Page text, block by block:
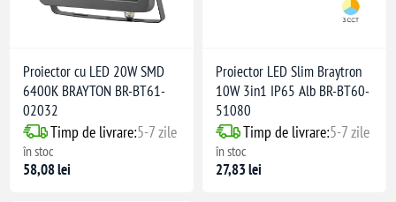
Proiector cu LED 20W SMD
6400K BRAYTON BR-BT61-
02032
Timp de livrare:5-7 zile
în stoc
58,08 lei
Proiector LED Slim Braytron
10W 3in1 IP65 Alb BR-BT60-
51080
Timp de livrare:5-7 zile
în stoc
27,83 lei